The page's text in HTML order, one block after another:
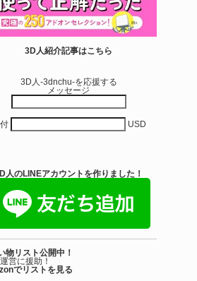
CC0 で商用利用OK
@SiroinoWorks）が以前から進
SironoSotai」をリリースしまし
アーティストが
構築...
3D人紹介記事はこちら
3D人-3dnchu-を応援する
メッセージ
USD
人のLINEアカウントを作りました！
物リスト公開中！
営に援助！
でリストを見る